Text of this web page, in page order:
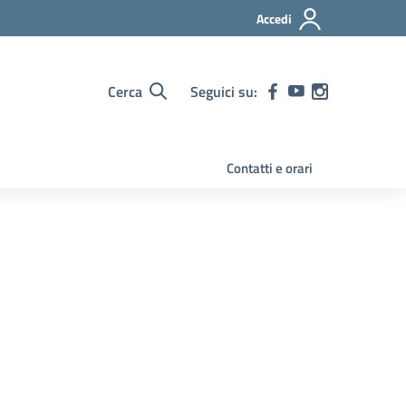
Accedi
Cerca Seguici su:
Contatti e orari